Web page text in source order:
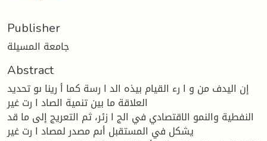
Publisher
جامعة المسيلة
Abstract
إن اليدف من و ا رء القيام بيذه الد ا رسة كما أ رينا ىو تحديد
العلاقة ما بين تنمية الصاد ا رت غير
النفطية والنمو الاقتصادي في الج ا زئر، ثم التعريج إلى ما قد
يشكل في المستقبل أىم مصدر لمصاد ا رت غير